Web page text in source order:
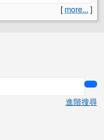
[ more... ]
進階搜尋